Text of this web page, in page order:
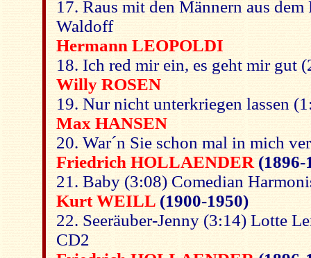
17. Raus mit den Männern aus
Waldoff
Hermann LEOPOLDI
18. Ich red mir ein, es geht mir gut
Willy ROSEN
19. Nur nicht unterkriegen lassen
Max HANSEN
20. War´n Sie schon mal in mich
Friedrich HOLLAENDER (1896-
21. Baby (3:08) Comedian
Kurt WEILL(1900-1950)
22. Seeräuber-Jenny (3:14) Lotte
CD2